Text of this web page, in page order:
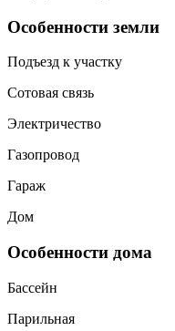
Особенности земли
Подъезд к участку
Сотовая связь
Электричество
Газопровод
Гараж
Дом
Особенности дома
Бассейн
Парильная